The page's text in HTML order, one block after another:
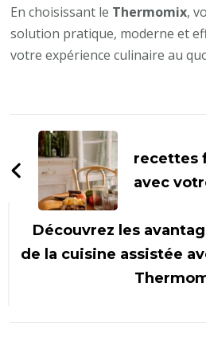
En choisissant le Thermomix,
solution pratique, moderne et
votre expérience culinaire au
Navigation
d'article
recettes
avec
Découvrez les
de la cuisine assistée